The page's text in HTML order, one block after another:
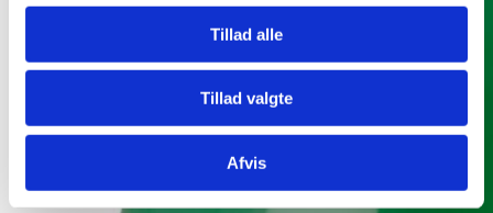
Tillad alle
Tillad valgte
Afvis